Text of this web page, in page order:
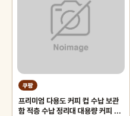
쿠팡
프리미엄 다용도 커피 컵 수납 보관
함 적층 수납 정리대 대용량 커피 트